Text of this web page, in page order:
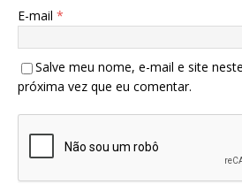
E-mail *
Salve meu nome, e-mail e site
próxima vez que eu comentar.